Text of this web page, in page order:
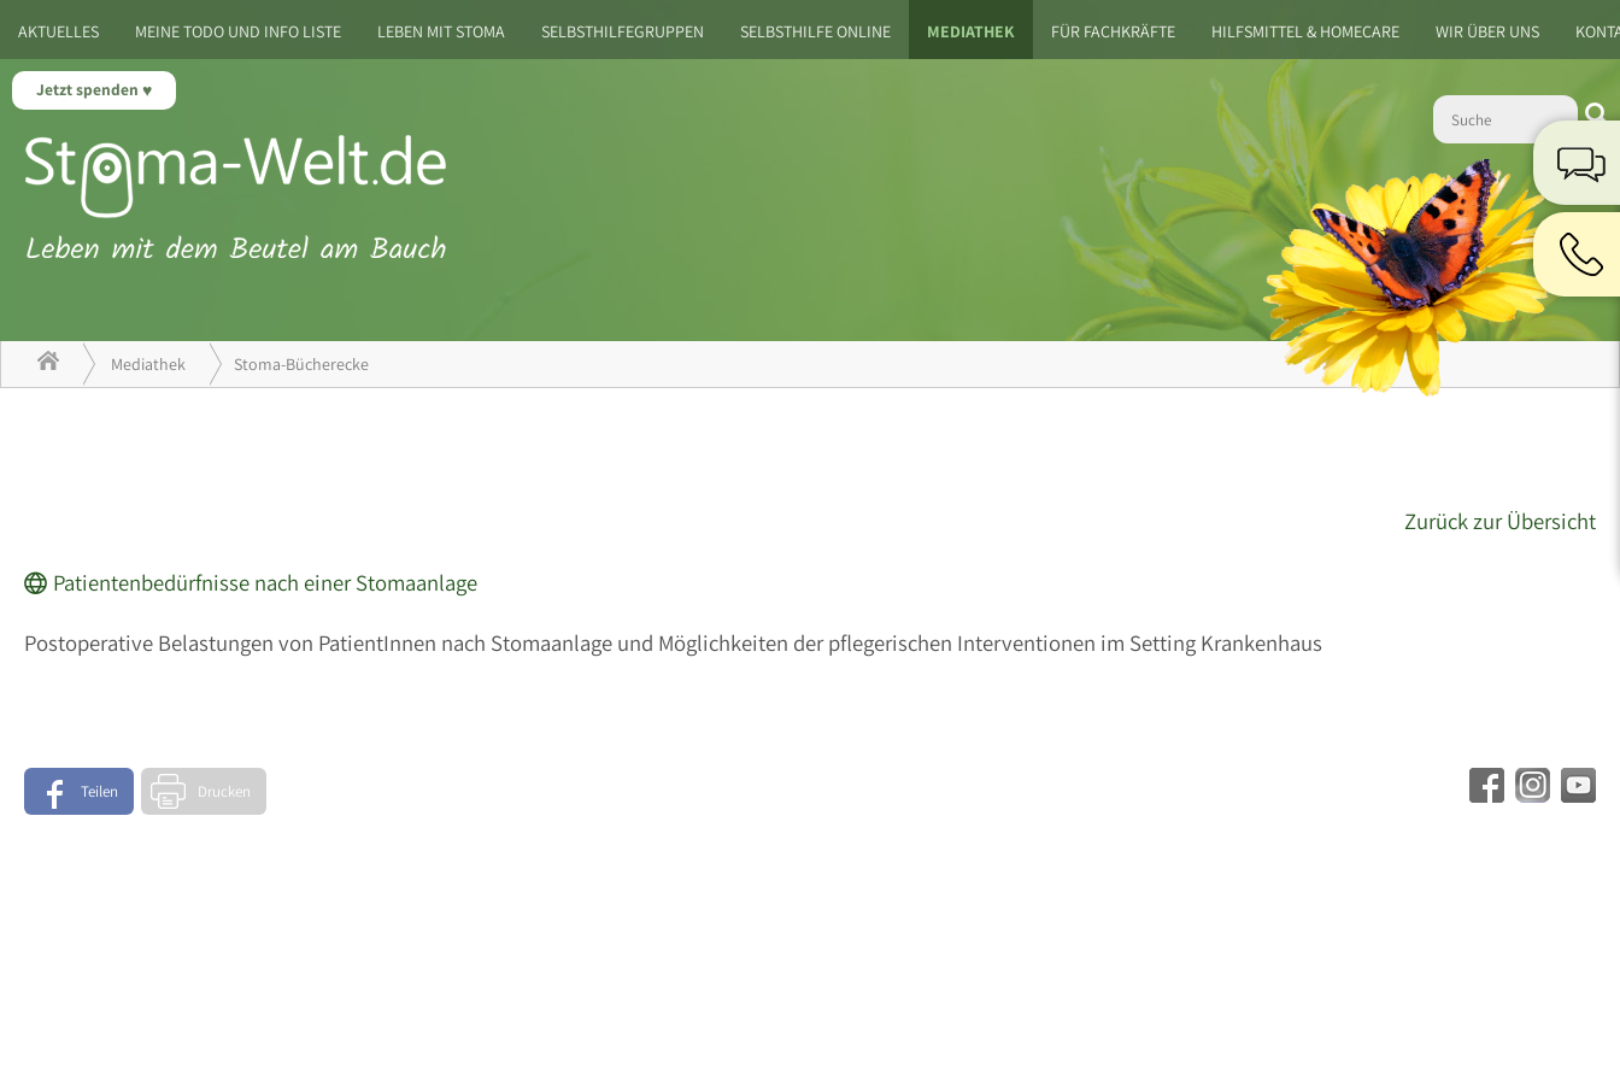
Jetzt spenden
AKTUELLES MEINE TODO UND INFO LISTE LEBEN MIT STOMA SELBSTHILFEGRUPPEN SELBSTHILFE ONLINE MEDIATHEK FÜR FACHKRÄFTE HILFSMITTEL & HOMECARE WIR ÜBER UNS
Mediathek Stoma-Bücherecke
Zurück zur Übersicht
Patientenbedürfnisse nach einer Stomaanlage
Postoperative Belastungen von PatientInnen nach Stomaanlage und Möglichkeiten der pflegerischen Interventionen im Setting Krankenhaus
Teilen Drucken